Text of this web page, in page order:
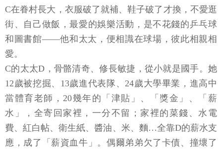
C在眷村長大，衣服破了就補、鞋子破了才換，不愛逛
街、自己做飯，最愛的娛樂活動，是不花錢的乒乓球
和圖書館——他和太太，便相識在球場，彼此相親相
愛。
C的太太D，骨骼清奇、修長敏捷，從小就是國手。她
12歲被挖掘、13歲進代表隊、24歲大學畢業，進高中
當體育老師，20幾年的「津貼」、「獎金」、「薪
水」，全寄回家裡，一分不留；家裡的菜錢、水電
費、紅白帖、衛生紙、醬油、米、麵…全靠D的薪水支
應，成了「薪資血牛」。偶爾弟弟欠了卡債、撞壞了